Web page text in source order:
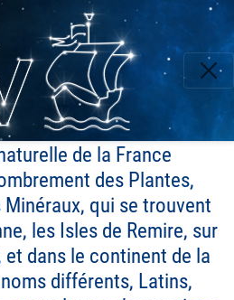
contenu
principal
de la France
des Plantes,
qui se trouvent
les Isles de Remire, sur
et dans le continent de la
différents, Latins,